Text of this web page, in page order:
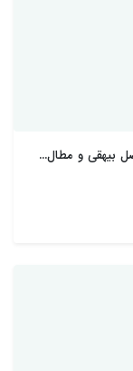
بیهقی و مطال...